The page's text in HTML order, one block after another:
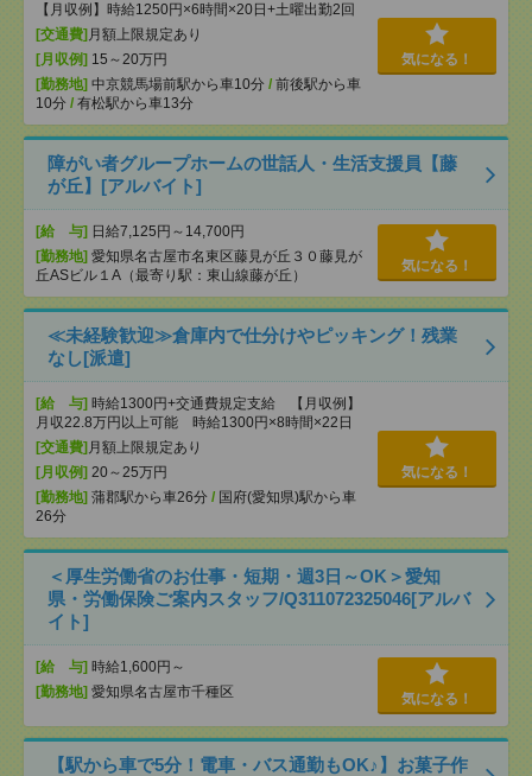
【月収例】時給1250円×6時間×20日+土曜出勤2回
[交通費] 月額上限規定あり
[月収例] 15～20万円
[勤務地] 中京競馬場前駅から車10分 / 前後駅から車
10分 / 有松駅から車13分
気になる！
障がい者グループホームの世話人・生活支援員【藤
が丘】[アルバイト]
[給 与] 日給7,125円～14,700円
[勤務地] 愛知県名古屋市名東区藤見が丘３０藤見が
丘ASビル１A（最寄り駅：東山線藤が丘）
気になる！
≪未経験歓迎≫倉庫内で仕分けやピッキング！残業
なし[派遣]
[給 与] 時給1300円+交通費規定支給 【月収例】
月収22.8万円以上可能 時給1300円×8時間×22日
[交通費] 月額上限規定あり
[月収例] 20～25万円
[勤務地] 蒲郡駅から車26分 / 国府(愛知県)駅から車
26分
気になる！
＜厚生労働省のお仕事・短期・週3日～OK＞愛知
県・労働保険ご案内スタッフ/Q311072325046[アルバ
イト]
[給 与] 時給1,600円～
[勤務地] 愛知県名古屋市千種区 気になる！
【駅から車で5分！電車・バス通勤もOK♪】お菓子作